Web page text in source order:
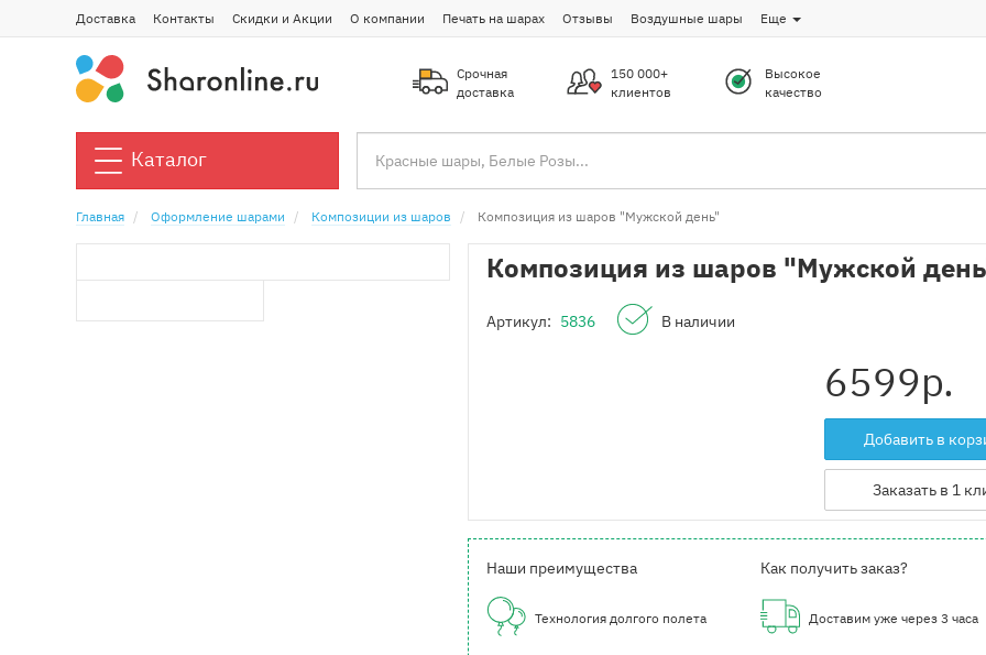
Доставка Контакты Скидки и Акции О компании Печать на шарах Отзывы Воздушные шары Еще
Срочная
доставка
150 000+
клиентов
Высокое
качество
Каталог
Главная Оформление шарами Композиции из шаров Композиция из шаров "Мужской день"
Композиция из шаров "Мужской
Артикул: 5836 В наличии
6599р.
Добавить в
Заказать в 1
Наши преимущества
Технология долгого полета
Как получить заказ?
Доставим уже через 3 часа